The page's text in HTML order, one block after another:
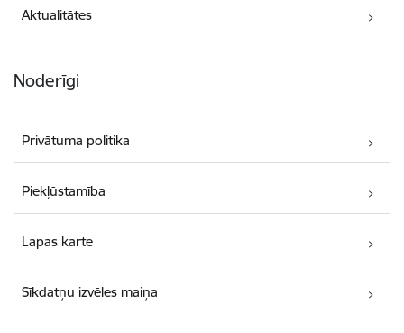
Aktualitātes
Noderīgi
Privātuma politika
Piekļūstamība
Lapas karte
Sīkdatņu izvēles maiņa